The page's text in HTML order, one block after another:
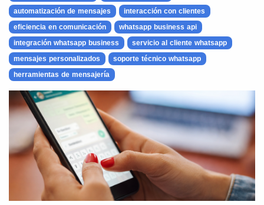
automatización de mensajes
interacción con clientes
eficiencia en comunicación
whatsapp business api
integración whatsapp business
servicio al cliente whatsapp
mensajes personalizados
soporte técnico whatsapp
herramientas de mensajería